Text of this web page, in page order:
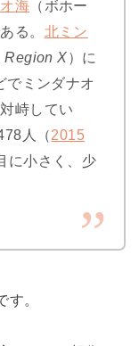
海 （ボホー
る。 北ミン
Region X）に
でミンダナオ
峙してい
人（2015
に小さく、少
。